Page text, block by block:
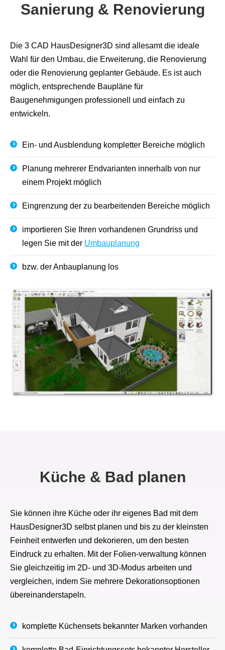
Sanierung & Renovierung
Die 3 CAD HausDesigner3D sind allesamt die ideale
Wahl für den Umbau, die Erweiterung, die Renovierung
oder die Renovierung geplanter Gebäude. Es ist auch
möglich, entsprechende Baupläne für
Baugenehmigungen professionell und einfach zu
entwickeln.
Ein- und Ausblendung kompletter Bereiche möglich
Planung mehrerer Endvarianten innerhalb von nur
einem Projekt möglich
Eingrenzung der zu bearbeitenden Bereiche möglich
importieren Sie Ihren vorhandenen Grundriss und
legen Sie mit der Umbauplanung
bzw. der Anbauplanung los
Küche & Bad planen
Sie können ihre Küche oder ihr eigenes Bad mit dem
HausDesigner3D selbst planen und bis zu der kleinsten
Feinheit entwerfen und dekorieren, um den besten
Eindruck zu erhalten. Mit der Folien-verwaltung können
Sie gleichzeitig im 2D- und 3D-Modus arbeiten und
vergleichen, indem Sie mehrere Dekorationsoptionen
übereinanderstapeln.
komplette Küchensets bekannter Marken vorhanden